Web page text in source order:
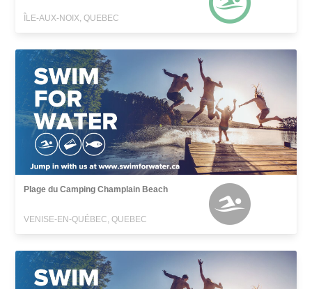
ÎLE-AUX-NOIX, QUEBEC
Plage du Camping Champlain Beach
VENISE-EN-QUÉBEC, QUEBEC